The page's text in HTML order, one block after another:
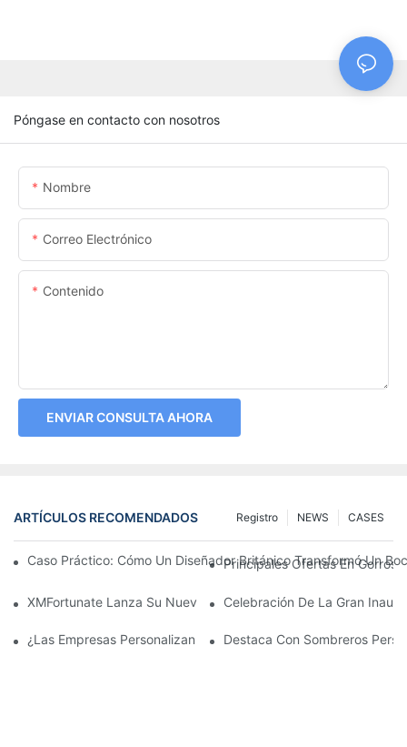
Póngase en contacto con nosotros
Nombre
Correo Electrónico
Contenido
ENVIAR CONSULTA AHORA
ARTÍCULOS RECOMENDADOS CASES
NEWS
Registro
Caso Práctico: Cómo Un Diseñador Británico Transformó Un
Principales Ofertas En Gorros
XMFortunate Lanza Su Nueva Colección De Sombreros De
Celebración De La Gran
¿Las Empresas Personalizan Gorras De Marca Para
Destaca Con Sombreros